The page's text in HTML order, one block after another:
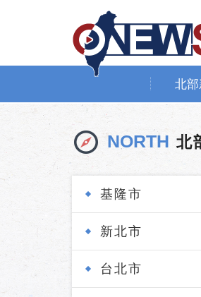
北
NORTH 北
基隆市
新北市
台北市